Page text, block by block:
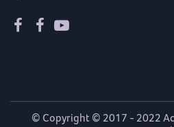
© Copyright © 2017 - 2022